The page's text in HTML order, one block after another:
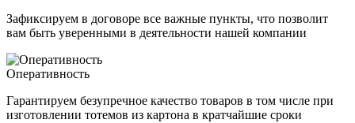
Зафиксируем в договоре все важные пункты, что позволит
вам быть уверенными в деятельности нашей компании
Оперативность
Гарантируем безупречное качество товаров в том числе при
изготовлении тотемов из картона в кратчайшие сроки